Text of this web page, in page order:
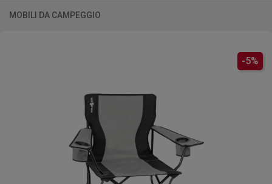
MOBILI DA CAMPEGGIO
-5%